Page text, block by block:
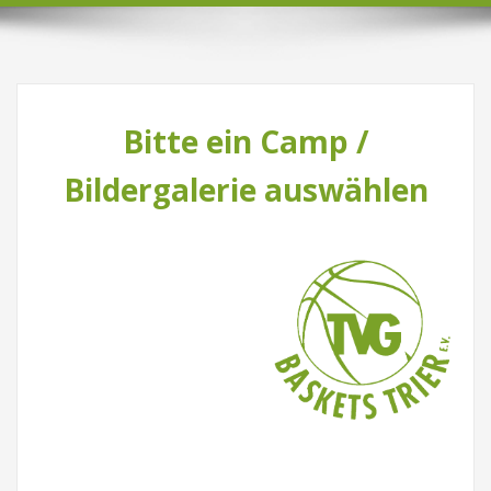
Bitte ein Camp /
Bildergalerie auswählen